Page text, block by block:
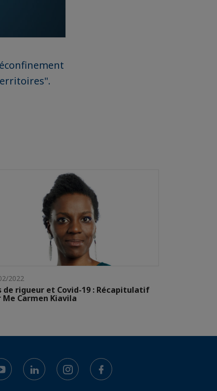
2022
de rigueur et Covid-19 : Récapitulatif
Me Carmen Kiavila